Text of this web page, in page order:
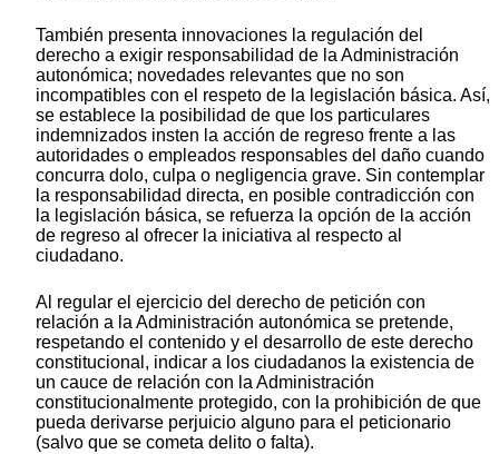
También presenta innovaciones la regulación del
derecho a exigir responsabilidad de la Administración
autonómica; novedades relevantes que no son
incompatibles con el respeto de la legislación básica. Así,
se establece la posibilidad de que los particulares
indemnizados insten la acción de regreso frente a las
autoridades o empleados responsables del daño cuando
concurra dolo, culpa o negligencia grave. Sin contemplar
la responsabilidad directa, en posible contradicción con
la legislación básica, se refuerza la opción de la acción
de regreso al ofrecer la iniciativa al respecto al
ciudadano.
Al regular el ejercicio del derecho de petición con
relación a la Administración autonómica se pretende,
respetando el contenido y el desarrollo de este derecho
constitucional, indicar a los ciudadanos la existencia de
un cauce de relación con la Administración
constitucionalmente protegido, con la prohibición de que
pueda derivarse perjuicio alguno para el peticionario
(salvo que se cometa delito o falta).